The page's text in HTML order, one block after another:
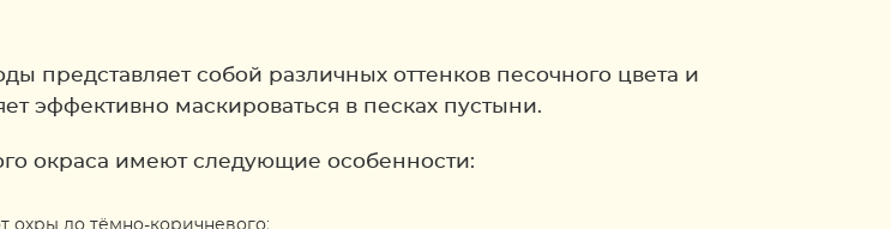
представляет собой различных оттенков песочного цвета и
эффективно маскироваться в песках пустыни.
окраса имеют следующие особенности:
охры до тёмно-коричневого;